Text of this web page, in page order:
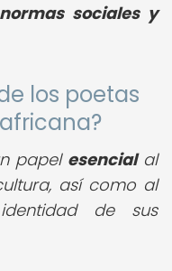
sociales y
los poetas
papel esencialal
así como al
de sus